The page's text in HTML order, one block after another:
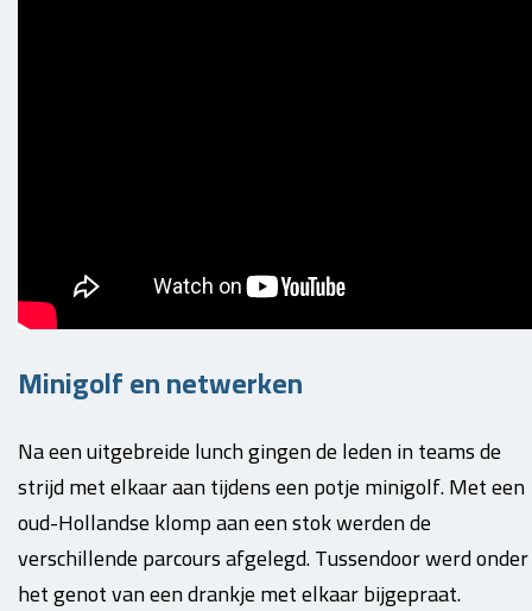
Minigolf en netwerken
Na een uitgebreide lunch gingen de leden in teams de
strijd met elkaar aan tijdens een potje minigolf. Met een
oud-Hollandse klomp aan een stok werden de
verschillende parcours afgelegd. Tussendoor werd onder
het genot van een drankje met elkaar bijgepraat.